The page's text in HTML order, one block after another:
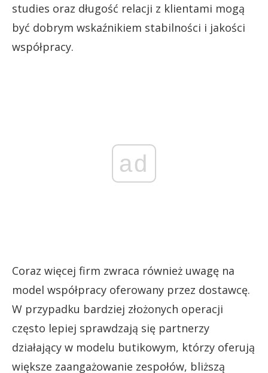
studies oraz długość relacji z klientami mogą
być dobrym wskaźnikiem stabilności i jakości
współpracy.
ad
Coraz więcej firm zwraca również uwagę na
model współpracy oferowany przez dostawcę.
W przypadku bardziej złożonych operacji
często lepiej sprawdzają się partnerzy
działający w modelu butikowym, którzy oferują
większe zaangażowanie zespołów, bliższą